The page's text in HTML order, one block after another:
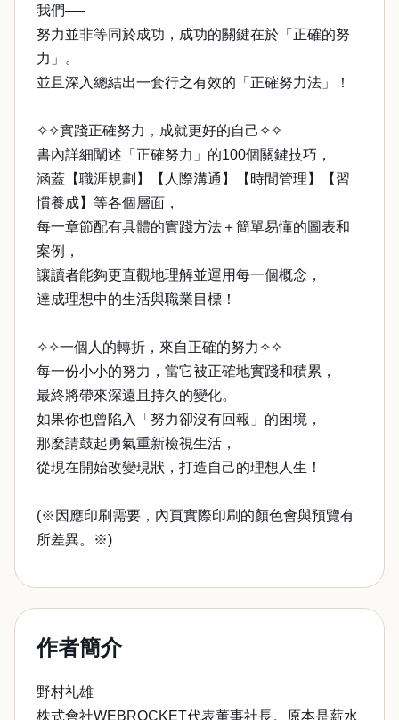
我們──
努力並非等同於成功，成功的關鍵在於「正確的努
力」。
並且深入總結出一套行之有效的「正確努力法」！
✧✧實踐正確努力，成就更好的自己✧✧
書內詳細闡述「正確努力」的100個關鍵技巧，
涵蓋【職涯規劃】【人際溝通】【時間管理】【習
慣養成】等各個層面，
每一章節配有具體的實踐方法＋簡單易懂的圖表和
案例，
讓讀者能夠更直觀地理解並運用每一個概念，
達成理想中的生活與職業目標！
✧✧一個人的轉折，來自正確的努力✧✧
每一份小小的努力，當它被正確地實踐和積累，
最終將帶來深遠且持久的變化。
如果你也曾陷入「努力卻沒有回報」的困境，
那麼請鼓起勇氣重新檢視生活，
從現在開始改變現狀，打造自己的理想人生！
(※因應印刷需要，內頁實際印刷的顏色會與預覽有
所差異。※)
作者簡介
野村礼雄
株式會社WEBROCKET代表董事社長。原本是薪水